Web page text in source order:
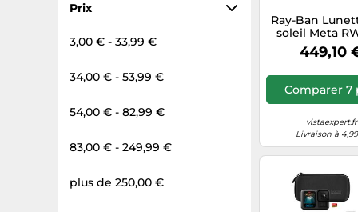
Prix
3,00 € - 33,99 €
34,00 € - 53,99 €
54,00 € - 82,99 €
83,00 € - 249,99 €
plus de 250,00 €
Ray-Ban
soleil Meta
Skyler 6700MF
Gris
449,10
Comparer 7
vistaexpert.fr
Livraison à